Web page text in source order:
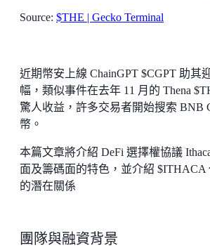
Source: $THE | Gecko Terminal
近期幣安上線 ChainGPT $CGPT 助其
幅，類似事件在去年 11 月的 Thena
驚人收益，許多交易者開始搜索 BNB
幣。
本篇文章將介紹 DeFi 選擇權協議
面及籌碼面的特色，並介紹 $ITHACA
的潛在關係
團隊與融資背景